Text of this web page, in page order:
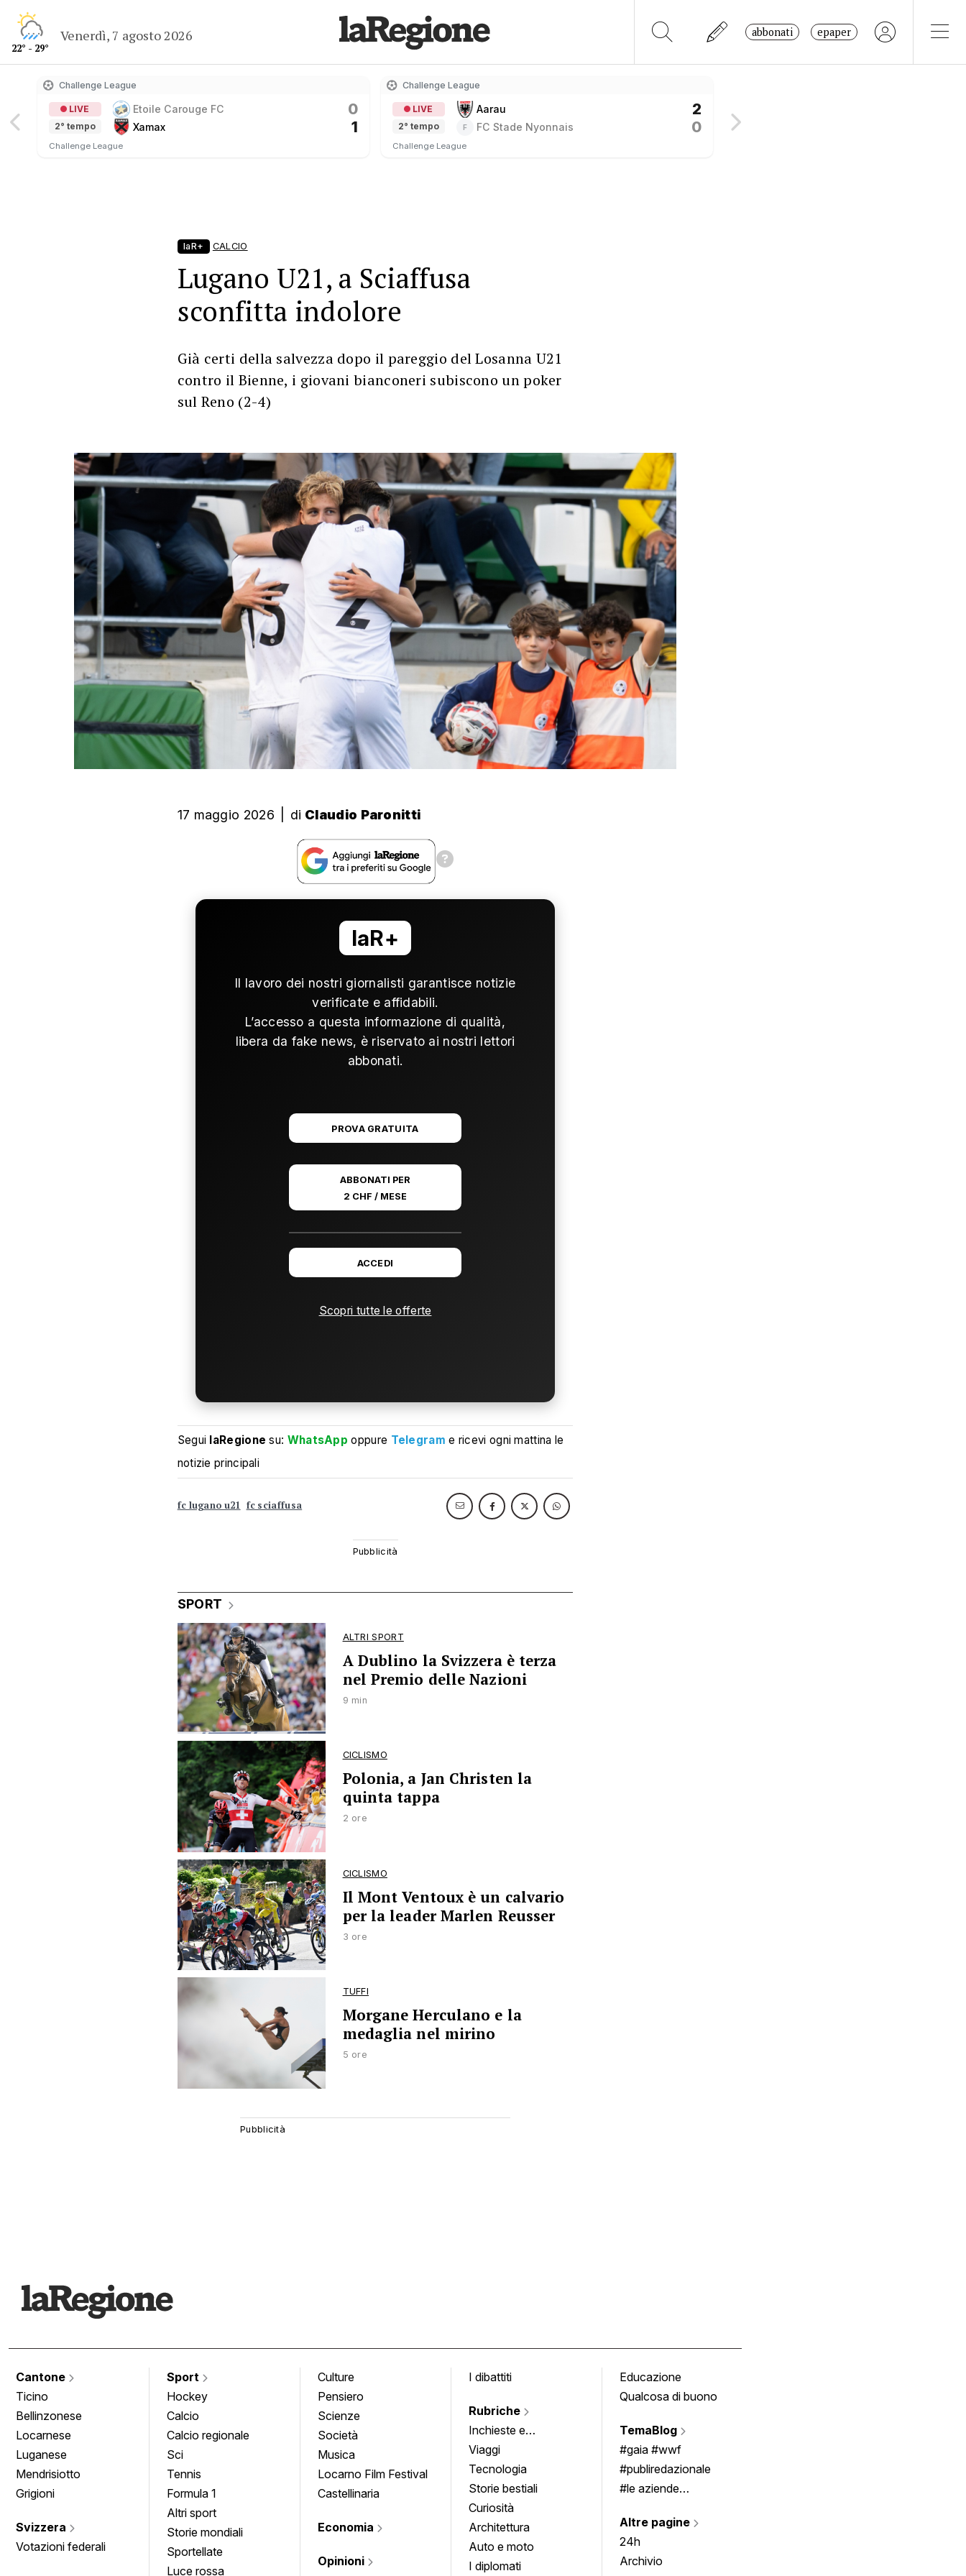
22° - 29°
Venerdì, 7 agosto 2026 abbonati epaper
Challenge League
LIVE
2° tempo
Etoile Carouge FC 0
Xamax 1
Challenge League
Challenge League
LIVE
2° tempo
Aarau 2
F FC Stade Nyonnais 0
Challenge League
laR+ CALCIO
Lugano U21, a Sciaffusa
sconfitta indolore
Già certi della salvezza dopo il pareggio del Losanna U21
contro il Bienne, i giovani bianconeri subiscono un poker
sul Reno (2-4)
17 maggio 2026 di Claudio Paronitti
laR+
Il lavoro dei nostri giornalisti garantisce notizie
verificate e affidabili.
L’accesso a questa informazione di qualità,
libera da fake news, è riservato ai nostri lettori
abbonati.
PROVA GRATUITA
ABBONATI PER
2 CHF / MESE
ACCEDI
Scopri tutte le offerte
Segui laRegione su: WhatsApp oppure Telegram e ricevi ogni mattina le
notizie principali
fc lugano u21 fc sciaffusa
SPORT
ALTRI SPORT
A Dublino la Svizzera è terza
nel Premio delle Nazioni
9 min
CICLISMO
Polonia, a Jan Christen la
quinta tappa
2 ore
CICLISMO
Il Mont Ventoux è un calvario
per la leader Marlen Reusser
3 ore
TUFFI
Morgane Herculano e la
medaglia nel mirino
5 ore
Cantone
Ticino
Bellinzonese
Locarnese
Luganese
Mendrisiotto
Grigioni
Svizzera
Votazioni federali
Sport
Hockey
Calcio
Calcio regionale
Sci
Tennis
Formula 1
Altri sport
Storie mondiali
Sportellate
Luce rossa
Culture
Pensiero
Scienze
Società
Musica
Locarno Film Festival
Castellinaria
Economia
Opinioni
I dibattiti
Rubriche
Inchieste e
approfondimenti
Viaggi
Tecnologia
Storie bestiali
Curiosità
Architettura
Auto e moto
I diplomati
Educazione
Qualcosa di buono
TemaBlog
#gaia #wwf
#publiredazionale
#le aziende
Altre pagine
24h
Archivio